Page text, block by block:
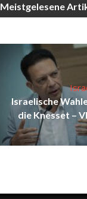
Meistgelesene
Israelische
die Knesset –